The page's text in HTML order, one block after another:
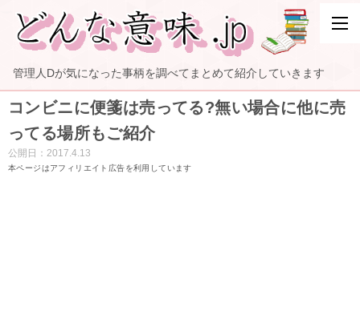
管理人Dが気になった事柄を調べてまとめて紹介していきます
コンビニに便箋は売ってる?無い場合に他に売
ってる場所もご紹介
公開日： 2017.4.13
本ページはアフィリエイト広告を利用しています